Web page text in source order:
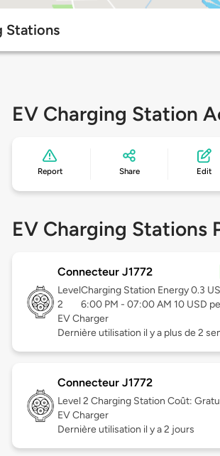
Stations
EV Charging Station
Report Share Edit
EV Charging Stations
Connecteur J1772
Level
2
Charging Station Energy 0.3
6:00 PM - 07:00 AM 10 USD
EV Charger
Dernière utilisation il y a plus de 2
Connecteur J1772
Level 2 Charging Station Coût:
EV Charger
Dernière utilisation il y a 2 jours